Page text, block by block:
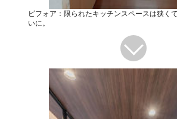
ビフォア：限られたキッチンスペースは狭く
いに。